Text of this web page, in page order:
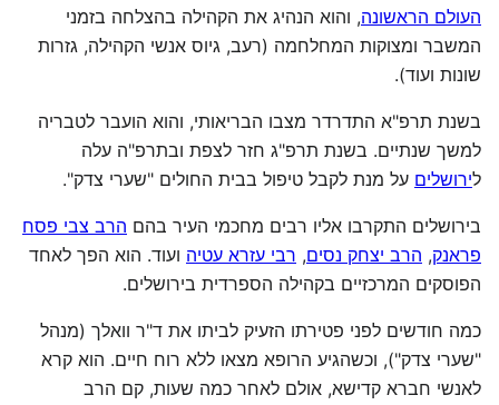
העולם הראשונה, והוא הנהיג את הקהילה בהצלחה בזמני
המשבר ומצוקות המחלחמה (רעב, גיוס אנשי הקהילה, גזרות
שונות ועוד).
בשנת תרפ"א התדרדר מצבו הבריאותי, והוא הועבר לטבריה
למשך שנתיים. בשנת תרפ"ג חזר לצפת ובתרפ"ה עלה
לירושלים על מנת לקבל טיפול בבית החולים "שערי צדק".
בירושלים התקרבו אליו רבים מחכמי העיר בהם הרב צבי פסח
פראנק, הרב יצחק נסים, רבי עזרא עטיה ועוד. הוא הפך לאחד
הפוסקים המרכזיים בקהילה הספרדית בירושלים.
כמה חודשים לפני פטירתו הזעיק לביתו את ד"ר וואלך (מנהל
"שערי צדק"), וכשהגיע הרופא מצאו ללא רוח חיים. הוא קרא
לאנשי חברא קדישא, אולם לאחר כמה שעות, קם הרב